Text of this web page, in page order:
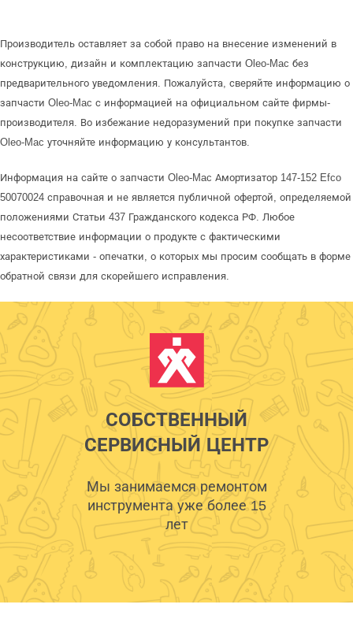
Производитель оставляет за собой право на внесение изменений в
конструкцию, дизайн и комплектацию запчасти Oleo-Mac без
предварительного уведомления. Пожалуйста, сверяйте информацию о
запчасти Oleo-Mac с информацией на официальном сайте фирмы-
производителя. Во избежание недоразумений при покупке запчасти
Oleo-Mac уточняйте информацию у консультантов.
Информация на сайте о запчасти Oleo-Mac Амортизатор 147-152 Efco
50070024 справочная и не является публичной офертой, определяемой
положениями Статьи 437 Гражданского кодекса РФ. Любое
несоответствие информации о продукте с фактическими
характеристиками - опечатки, о которых мы просим сообщать в форме
обратной связи для скорейшего исправления.
СОБСТВЕННЫЙ
СЕРВИСНЫЙ ЦЕНТР
Мы занимаемся ремонтом
инструмента уже более 15
лет